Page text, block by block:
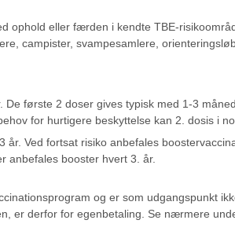
ophold eller færden i kendte TBE-
campister, svampesamlere,
første 2 doser gives typisk med 1-3
for hurtigere beskyttelse kan 2. dosis i
år. Ved fortsat risiko anbefales
anbefales booster hvert 3. år.
og er som udgangspunkt
er derfor for egenbetaling. Se nærmere